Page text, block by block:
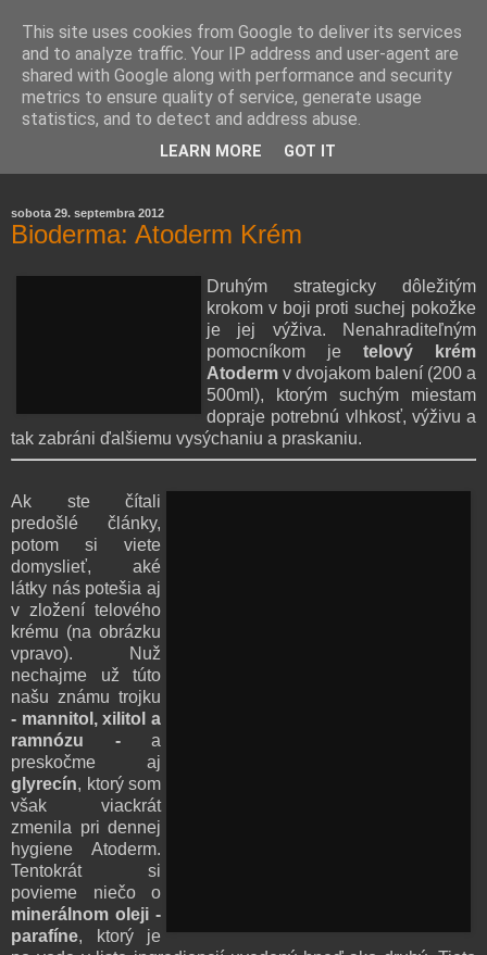
rozoberá témy o zdraví, živote a všetko možné.
sobota 29. septembra 2012
Bioderma: Atoderm Krém
Druhým strategicky dôležitým
krokom v boji proti suchej pokožke
je jej výživa. Nenahraditeľným
pomocníkom je telový krém
Atoderm v dvojakom balení (200 a
500ml), ktorým suchým miestam
dopraje potrebnú vlhkosť, výživu a
tak zabráni ďalšiemu vysýchaniu a praskaniu.
Ak ste čítali
predošlé články,
potom si viete
domyslieť, aké
látky nás potešia aj
v zložení telového
krému (na obrázku
vpravo). Nuž
nechajme už túto
našu známu trojku
- mannitol, xilitol a
ramnózu -a
preskočme aj
glyrecín, ktorý som
však viackrát
zmenila pri dennej
hygiene Atoderm.
Tentokrát si
povieme niečo o
minerálnom oleji -
parafíne, ktorý je
This site uses cookies from Google to deliver its services
and to analyze traffic. Your IP address and user-agent are
shared with Google along with performance and security
metrics to ensure quality of service, generate usage
statistics, and to detect and address abuse.
LEARN MORE GOT IT